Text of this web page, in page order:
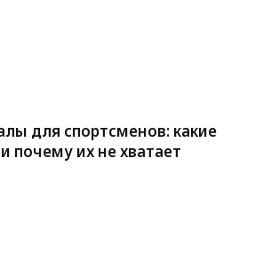
для спортсменов: какие
почему их не хватает